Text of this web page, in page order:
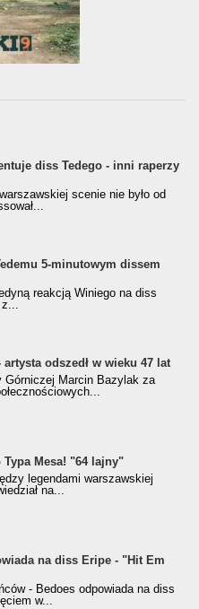
diss Tedego - inni raperzy
scenie nie było od
5-minutowym dissem
reakcją Winiego na diss
z...
artysta odszedł w wieku 47 lat
Górniczej Marcin Bazylak za
Typa Mesa! "64 lajny"
legendami warszawskiej
na...
na diss Eripe - "Hit Em
- Bedoes odpowiada na diss
w...